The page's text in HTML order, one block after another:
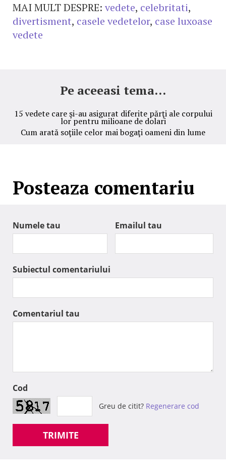
MAI MULT DESPRE: vedete, celebritati,
divertisment, casele vedetelor, case luxoase
vedete
Pe aceeasi tema...
15 vedete care şi-au asigurat diferite părţi ale corpului
lor pentru milioane de dolari
Cum arată soţiile celor mai bogaţi oameni din lume
Posteaza comentariu
Numele tau Emailul tau
Subiectul comentariului
Comentariul tau
Cod
Greu de citit? Regenerare cod
TRIMITE